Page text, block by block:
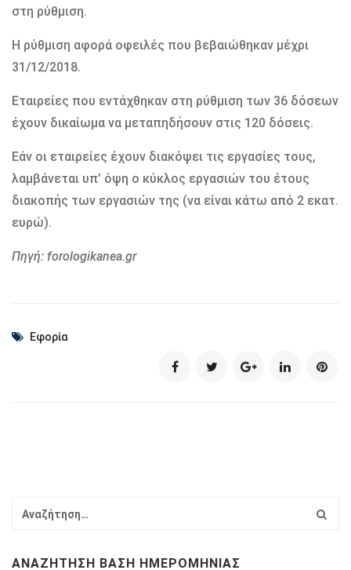
στη ρύθμιση.
Η ρύθμιση αφορά οφειλές που βεβαιώθηκαν μέχρι
31/12/2018.
Εταιρείες που εντάχθηκαν στη ρύθμιση των 36 δόσεων
έχουν δικαίωμα να μεταπηδήσουν στις 120 δόσεις.
Εάν οι εταιρείες έχουν διακόψει τις εργασίες τους,
λαμβάνεται υπ’ όψη ο κύκλος εργασιών του έτους
διακοπής των εργασιών της (να είναι κάτω από 2 εκατ.
ευρώ).
Πηγή: forologikanea.gr
Εφορία
ΑΝΑΖΉΤΗΣΗ ΒΆΣΗ ΗΜΕΡΟΜΗΝΊΑΣ